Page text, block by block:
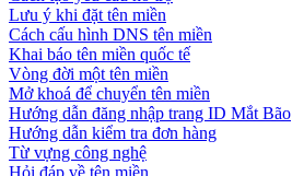
Lưu ý khi đặt tên miền
Cách cấu hình DNS tên miền
Khai báo tên miền quốc tế
Vòng đời một tên miền
Mở khoá để chuyển tên miền
Hướng dẫn đăng nhập trang ID Mắt Bão
Hướng dẫn kiểm tra đơn hàng
Từ vựng công nghệ